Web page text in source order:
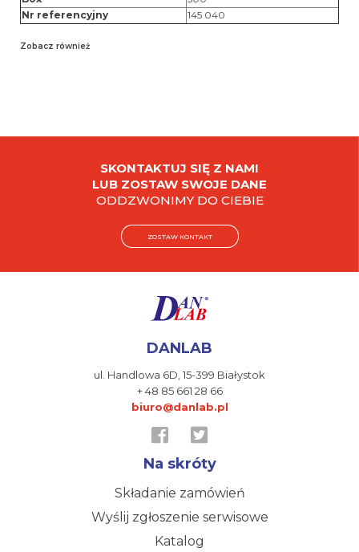
Nr referencyjny
145 040
Zobacz również
SKONTAKTUJ SIĘ Z NAMI
LUB ZOSTAW SWOJE DANE
ODDZWONIMY DO CIEBIE
ZOSTAW KONTAKT
DANLAB
ul. Handlowa 6D,15-399 Białystok
+ 48 85 661 28 66
biuro@danlab.pl
Na skróty
Składanie zamówień
Wyślij zgłoszenie serwisowe
Katalog